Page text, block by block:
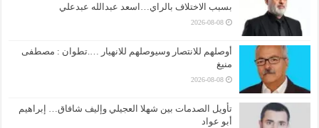
بسبب الاختلاف بالراي…اسعد عبدالله عبدعلي
2026-08-08
أوصلهم للانتصار وسيوصلهم للانهيار ….تطوان : مصطفى
منيغ
2026-08-08
تأويل الصدمات بين شهلا العجيلي وإليف شافاق… إبراهيم
أبو عواد